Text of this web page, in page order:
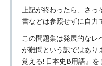
上記が終わったら、さ
書などは参照せずに自力
この問題集は発展的なレ
が難問という訳ではあり
覚える! 日本史B用語』